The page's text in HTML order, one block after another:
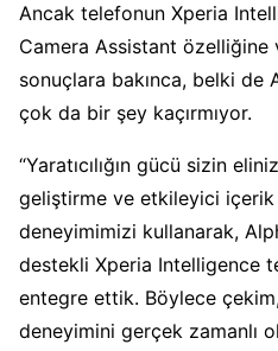
Ancak telefonun Xperia
Camera Assistant özelliğine
sonuçlara bakınca, belki de
çok da bir şey kaçırmıyor.
“Yaratıcılığın gücü sizin
geliştirme ve etkileyici
deneyimimizi kullanarak,
destekli Xperia Intelligence
entegre ettik. Böylece
deneyimini gerçek zamanlı